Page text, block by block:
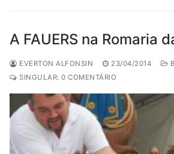
A FAUERS na Romaria
EVERTON ALFONSIN 23/04/2014
SINGULAR: 0 COMENTÁRIO